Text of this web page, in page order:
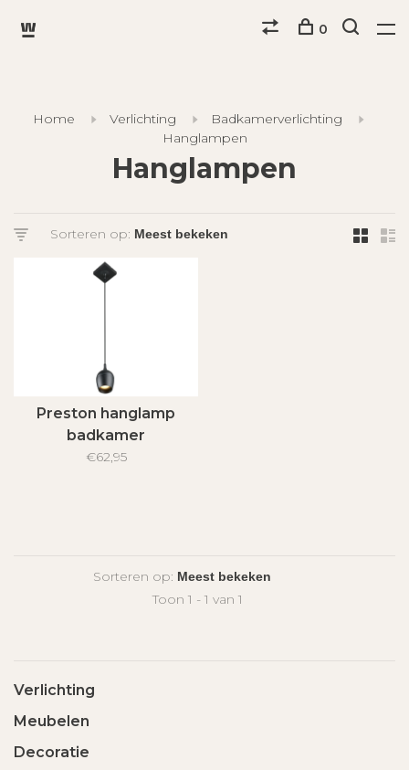
0
Home Verlichting
Badkamerverlichting
Hanglampen
Hanglampen
Sorteren op:
Preston hanglamp
badkamer
€62,95
Sorteren op:
Toon 1 - 1 van 1
Verlichting
Meubelen
Decoratie